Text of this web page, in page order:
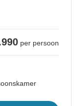
per persoon